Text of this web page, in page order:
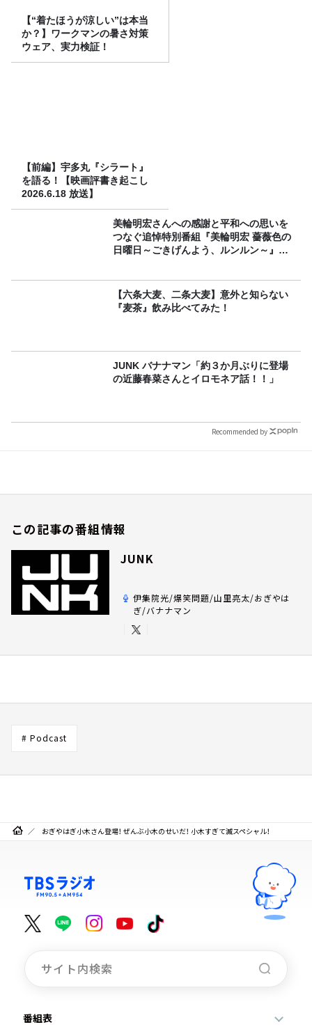
【“着たほうが涼しい”は本当
か？】ワークマンの暑さ対策
ウェア、実力検証！
【前編】宇多丸『シラート』
を語る！【映画評書き起こし
2026.6.18 放送】
美輪明宏さんへの感謝と平和への思いを
つなぐ追悼特別番組『美輪明宏 薔薇色の
日曜日～ごきげんよう、ルンルン～』
【六条大麦、二条大麦】意外と知らない
『麦茶』飲み比べてみた！
JUNK バナナマン「約３か月ぶりに登場
の近藤春菜さんとイロモネア話！！」
Recommended by
この記事の番組情報
JUNK
伊集院光/爆笑問題/山里亮太/おぎやは
ぎ/バナナマン
# Podcast
おぎやはぎ小木さん登場！ ぜんぶ小木のせいだ！ 小木すぎて滅スペシャル！
番組表